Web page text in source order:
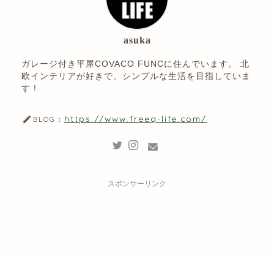
asuka
ガレージ付き平屋COVACO FUNCに住んでいます。 北
欧インテリアが好きで、シンプルな生活を目指していま
す！
BLOG： https://www.freeq-life.com/
スポンサーリンク